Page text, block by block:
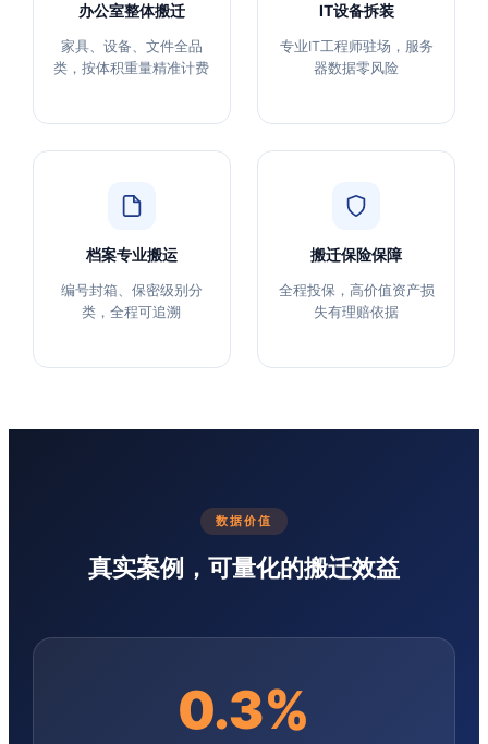
办公室整体搬迁
家具、设备、文件全品
类，按体积重量精准计费
IT设备拆装
专业IT工程师驻场，服务
器数据零风险
档案专业搬运
编号封箱、保密级别分
类，全程可追溯
搬迁保险保障
全程投保，高价值资产损
失有理赔依据
数据价值
真实案例，可量化的搬迁效益
0.3%